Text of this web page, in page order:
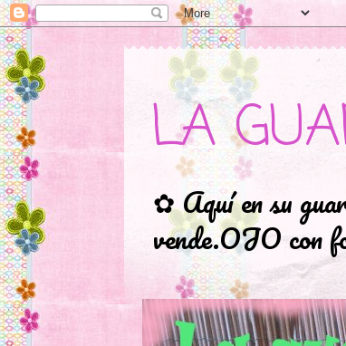
LA
✿ Aquí en su
vende.OJO con